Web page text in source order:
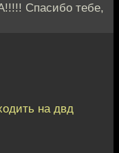
Спасибо тебе,
на двд